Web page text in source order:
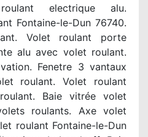
electrique alu.
Fontaine-le-Dun 76740.
Volet roulant porte
alu avec volet roulant.
Fenetre 3 vantaux
roulant. Volet roulant
Baie vitrée volet
roulants. Axe volet
roulant Fontaine-le-Dun